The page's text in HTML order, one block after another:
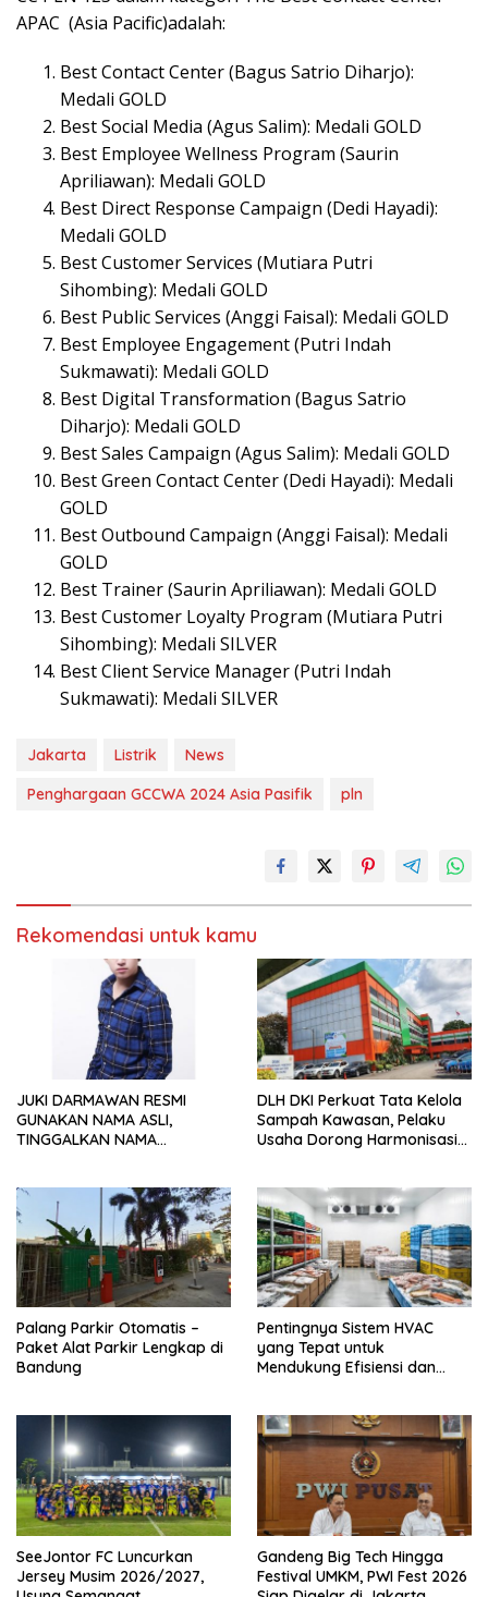
APAC (Asia Pacific)adalah:
Best Contact Center (Bagus Satrio Diharjo):
Medali GOLD
Best Social Media (Agus Salim): Medali GOLD
Best Employee Wellness Program (Saurin
Apriliawan): Medali GOLD
Best Direct Response Campaign (Dedi Hayadi):
Medali GOLD
Best Customer Services (Mutiara Putri
Sihombing): Medali GOLD
Best Public Services (Anggi Faisal): Medali GOLD
Best Employee Engagement (Putri Indah
Sukmawati): Medali GOLD
Best Digital Transformation (Bagus Satrio
Diharjo): Medali GOLD
Best Sales Campaign (Agus Salim): Medali GOLD
Best Green Contact Center (Dedi Hayadi): Medali
GOLD
Best Outbound Campaign (Anggi Faisal): Medali
GOLD
Best Trainer (Saurin Apriliawan): Medali GOLD
Best Customer Loyalty Program (Mutiara Putri
Sihombing): Medali SILVER
Best Client Service Manager (Putri Indah
Sukmawati): Medali SILVER
Jakarta Listrik
News
Penghargaan GCCWA 2024 Asia Pasifik
pln
Rekomendasi untuk kamu
JUKI DARMAWAN RESMI
GUNAKAN NAMA ASLI,
TINGGALKAN NAMA
JAKARTA
DLH DKI Perkuat Tata Kelola
Sampah Kawasan, Pelaku
Usaha Dorong Harmonisasi
Palang Parkir Otomatis –
Paket Alat Parkir Lengkap di
Bandung
Pentingnya Sistem HVAC
yang Tepat untuk
Mendukung Efisiensi dan
SeeJontor FC Luncurkan
Jersey Musim 2026/2027,
Gandeng Big Tech Hingga
Festival UMKM, PWI Fest 2026